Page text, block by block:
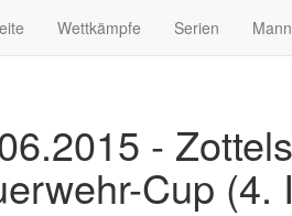
Wettkämpfe Serien
-
Cup (4.